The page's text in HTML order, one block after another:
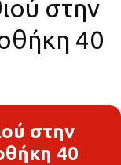
στην
40
στην
40